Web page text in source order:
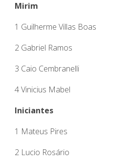
Mirim
1 Guilherme Villas Boas
2 Gabriel Ramos
3 Caio Cembranelli
4 Vinicius Mabel
Iniciantes
1 Mateus Pires
2 Lucio Rosário